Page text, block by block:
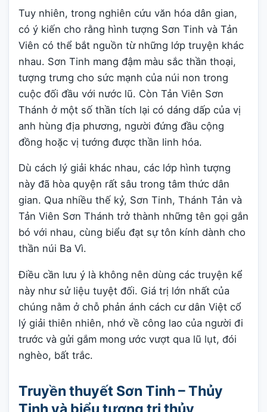
Tuy nhiên, trong nghiên cứu văn hóa dân gian,
có ý kiến cho rằng hình tượng Sơn Tinh và Tản
Viên có thể bắt nguồn từ những lớp truyện khác
nhau. Sơn Tinh mang đậm màu sắc thần thoại,
tượng trưng cho sức mạnh của núi non trong
cuộc đối đầu với nước lũ. Còn Tản Viên Sơn
Thánh ở một số thần tích lại có dáng dấp của vị
anh hùng địa phương, người đứng đầu cộng
đồng hoặc vị tướng được thần linh hóa.
Dù cách lý giải khác nhau, các lớp hình tượng
này đã hòa quyện rất sâu trong tâm thức dân
gian. Qua nhiều thế kỷ, Sơn Tinh, Thánh Tản và
Tản Viên Sơn Thánh trở thành những tên gọi gắn
bó với nhau, cùng biểu đạt sự tôn kính dành cho
thần núi Ba Vì.
Điều cần lưu ý là không nên dùng các truyện kể
này như sử liệu tuyệt đối. Giá trị lớn nhất của
chúng nằm ở chỗ phản ánh cách cư dân Việt cổ
lý giải thiên nhiên, nhớ về công lao của người đi
trước và gửi gắm mong ước vượt qua lũ lụt, đói
nghèo, bất trắc.
Truyền thuyết Sơn Tinh – Thủy